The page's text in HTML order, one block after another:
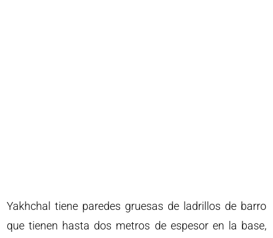
Yakhchal tiene paredes gruesas de ladrillos de barro
que tienen hasta dos metros de espesor en la base,